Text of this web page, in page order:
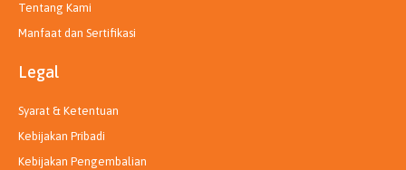
Tentang Kami
Manfaat dan Sertifikasi
Legal
Syarat & Ketentuan
Kebijakan Pribadi
Kebijakan Pengembalian